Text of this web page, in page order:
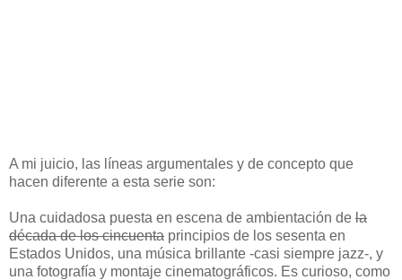
A mi juicio, las líneas argumentales y de concepto que
hacen diferente a esta serie son:
Una cuidadosa puesta en escena de ambientación de la
década de los cincuenta principios de los sesenta en
Estados Unidos, una música brillante -casi siempre jazz-, y
una fotografía y montaje cinematográficos. Es curioso, como